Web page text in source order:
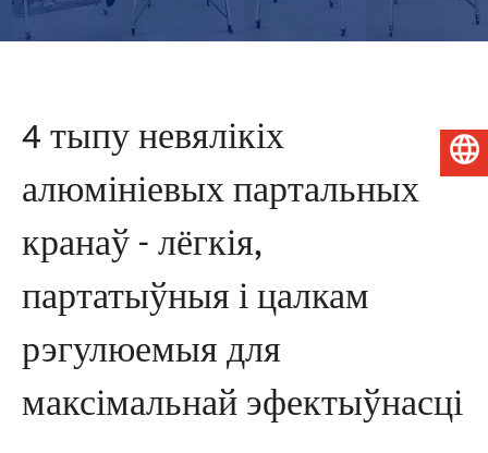
4 тыпу невялікіх
алюмініевых партальных
кранаў - лёгкія,
партатыўныя і цалкам
рэгулюемыя для
максімальнай эфектыўнасці
Беларуская мова